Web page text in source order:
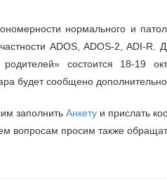
нормального и
ADOS, ADOS-2, ADI-R.
состоится 18-19
будет сообщено дополнительно.
заполнить Анкету и прислать
вопросам просим также